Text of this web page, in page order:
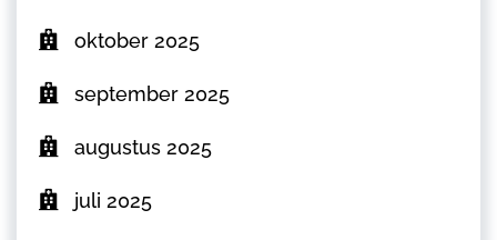
oktober 2025
september 2025
augustus 2025
juli 2025